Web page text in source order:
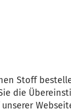
Stoff
die